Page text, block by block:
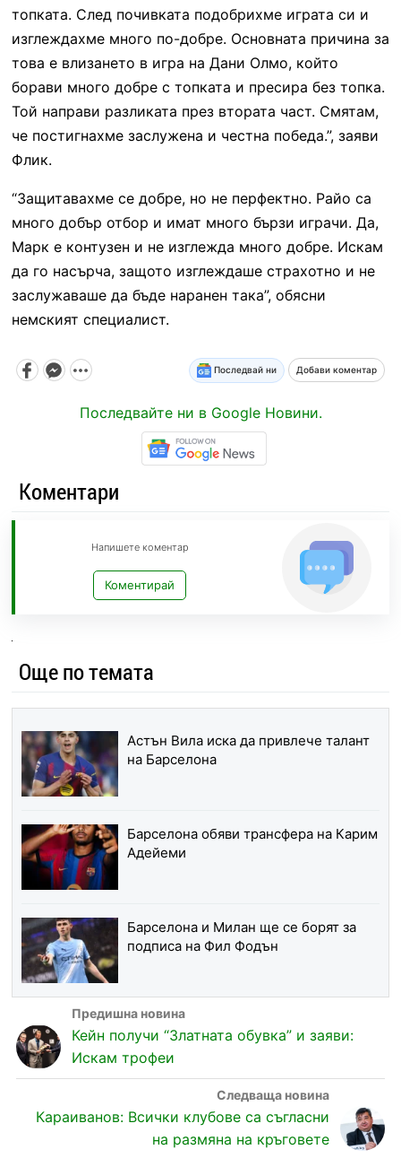
топката. След почивката подобрихме играта си и
изглеждахме много по-добре. Основната причина за
това е влизането в игра на Дани Олмо, който
борави много добре с топката и пресира без топка.
Той направи разликата през втората част. Смятам,
че постигнахме заслужена и честна победа.”, заяви
Флик.
“Защитавахме се добре, но не перфектно. Райо са
много добър отбор и имат много бързи играчи. Да,
Марк е контузен и не изглежда много добре. Искам
да го насърча, защото изглеждаше страхотно и не
заслужаваше да бъде наранен така”, обясни
немският специалист.
Последвай ни Добави коментар
Последвайте ни в Google Новини.
Коментари
Напишете коментар
Коментирай
Още по темата
Астън Вила иска да привлече талант
на Барселона
Барселона обяви трансфера на Карим
Адейеми
Барселона и Милан ще се борят за
подписа на Фил Фодън
Кейн получи “Златната обувка” и заяви:
Искам трофеи
Караиванов: Всички клубове са съгласни
на размяна на кръговете